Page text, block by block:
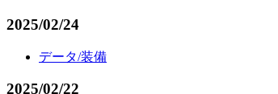
2025/02/24
データ/装備
2025/02/22